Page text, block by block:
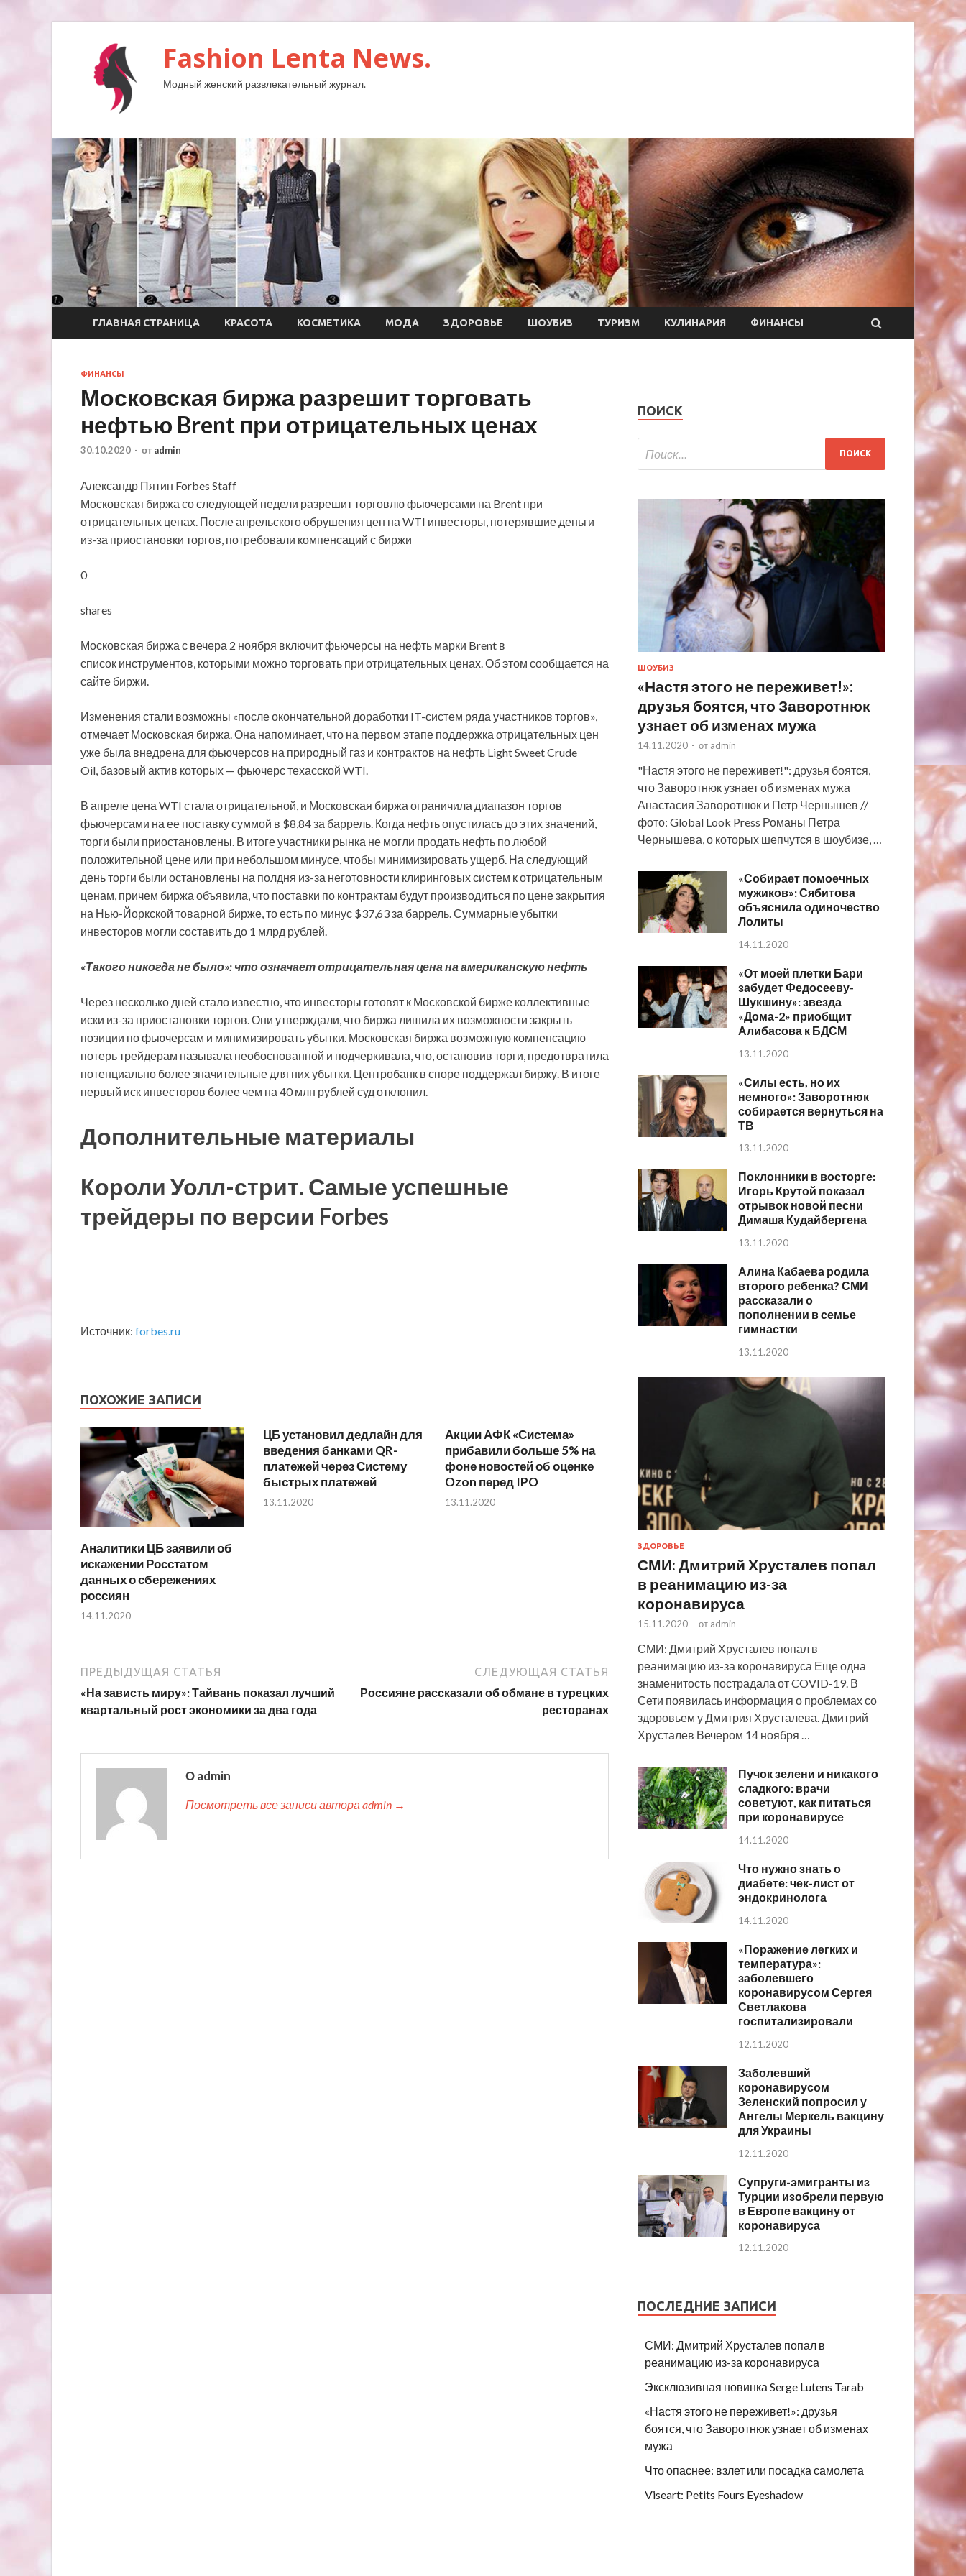
Fashion Lenta News.
Модный женский развлекательный журнал.
ГЛАВНАЯ СТРАНИЦА КРАСОТА КОСМЕТИКА МОДА ЗДОРОВЬЕ ШОУБИЗ ТУРИЗМ КУЛИНАРИЯ ФИНАНСЫ
ФИНАНСЫ
Московская биржа разрешит торговать
нефтью Brent при отрицательных ценах
30.10.2020 - от admin
Александр Пятин Forbes Staff
Московская биржа со следующей недели разрешит торговлю фьючерсами на Brent при
отрицательных ценах. После апрельского обрушения цен на WTI инвесторы, потерявшие деньги
из-за приостановки торгов, потребовали компенсаций с биржи
0
shares
Московская биржа с вечера 2 ноября включит фьючерсы на нефть марки Brent в
список инструментов, которыми можно торговать при отрицательных ценах. Об этом сообщается на
сайте биржи.
Изменения стали возможны «после окончательной доработки IT-систем ряда участников торгов»,
отмечает Московская биржа. Она напоминает, что на первом этапе поддержка отрицательных цен
уже была внедрена для фьючерсов на природный газ и контрактов на нефть Light Sweet Crude
Oil, базовый актив которых — фьючерс техасской WTI.
В апреле цена WTI стала отрицательной, и Московская биржа ограничила диапазон торгов
фьючерсами на ее поставку суммой в $8,84 за баррель. Когда нефть опустилась до этих значений,
торги были приостановлены. В итоге участники рынка не могли продать нефть по любой
положительной цене или при небольшом минусе, чтобы минимизировать ущерб. На следующий
день торги были остановлены на полдня из-за неготовности клиринговых систем к отрицательным
ценам, причем биржа объявила, что поставки по контрактам будут производиться по цене закрытия
на Нью-Йоркской товарной бирже, то есть по минус $37,63 за баррель. Суммарные убытки
инвесторов могли составить до 1 млрд рублей.
«Такого никогда не было»: что означает отрицательная цена на американскую нефть
Через несколько дней стало известно, что инвесторы готовят к Московской бирже коллективные
иски из-за приостановки торгов. Они утверждали, что биржа лишила их возможности закрыть
позиции по фьючерсам и минимизировать убытки. Московская биржа возможную компенсацию
потерь трейдерам называла необоснованной и подчеркивала, что, остановив торги, предотвратила
потенциально более значительные для них убытки. Центробанк в споре поддержал биржу. В итоге
первый иск инвесторов более чем на 40 млн рублей суд отклонил.
Дополнительные материалы
Короли Уолл-стрит. Самые успешные
трейдеры по версии Forbes
Источник: forbes.ru
ПОХОЖИЕ ЗАПИСИ
Аналитики ЦБ заявили об
искажении Росстатом
данных о сбережениях
россиян
14.11.2020
ЦБ установил дедлайн для
введения банками QR-
платежей через Систему
быстрых платежей
13.11.2020
Акции АФК «Система»
прибавили больше 5% на
фоне новостей об оценке
Ozon перед IPO
13.11.2020
ПРЕДЫДУЩАЯ СТАТЬЯ
«На зависть миру»: Тайвань показал лучший
квартальный рост экономики за два года
СЛЕДУЮЩАЯ СТАТЬЯ
Россияне рассказали об обмане в турецких
ресторанах
О admin
Посмотреть все записи автора admin →
ПОИСК
ШОУБИЗ
«Настя этого не переживет!»:
друзья боятся, что Заворотнюк
узнает об изменах мужа
14.11.2020 - от admin
"Настя этого не переживет!": друзья боятся,
что Заворотнюк узнает об изменах мужа
Анастасия Заворотнюк и Петр Чернышев //
фото: Global Look Press Романы Петра
Чернышева, о которых шепчутся в шоубизе, …
«Собирает помоечных
мужиков»: Сябитова
объяснила одиночество
Лолиты
14.11.2020
«От моей плетки Бари
забудет Федосееву-
Шукшину»: звезда
«Дома-2» приобщит
Алибасова к БДСМ
13.11.2020
«Силы есть, но их
немного»: Заворотнюк
собирается вернуться на
ТВ
13.11.2020
Поклонники в восторге:
Игорь Крутой показал
отрывок новой песни
Димаша Кудайбергена
13.11.2020
Алина Кабаева родила
второго ребенка? СМИ
рассказали о
пополнении в семье
гимнастки
13.11.2020
ЗДОРОВЬЕ
СМИ: Дмитрий Хрусталев попал
в реанимацию из-за
коронавируса
15.11.2020 - от admin
СМИ: Дмитрий Хрусталев попал в
реанимацию из-за коронавируса Еще одна
знаменитость пострадала от COVID-19. В
Сети появилась информация о проблемах со
здоровьем у Дмитрия Хрусталева. Дмитрий
Хрусталев Вечером 14 ноября …
Пучок зелени и никакого
сладкого: врачи
советуют, как питаться
при коронавирусе
14.11.2020
Что нужно знать о
диабете: чек-лист от
эндокринолога
14.11.2020
«Поражение легких и
температура»:
заболевшего
коронавирусом Сергея
Светлакова
госпитализировали
12.11.2020
Заболевший
коронавирусом
Зеленский попросил у
Ангелы Меркель вакцину
для Украины
12.11.2020
Супруги-эмигранты из
Турции изобрели первую
в Европе вакцину от
коронавируса
12.11.2020
ПОСЛЕДНИЕ ЗАПИСИ
СМИ: Дмитрий Хрусталев попал в
реанимацию из-за коронавируса
Эксклюзивная новинка Serge Lutens Tarab
«Настя этого не переживет!»: друзья
боятся, что Заворотнюк узнает об изменах
мужа
Что опаснее: взлет или посадка самолета
Viseart: Petits Fours Eyeshadow